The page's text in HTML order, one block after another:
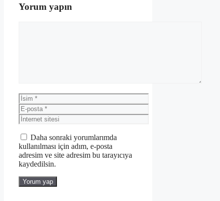
Yorum yapın
İsim
E-
posta
İnternet
sitesi
Daha sonraki yorumlarımda
kullanılması için adım, e-posta
adresim ve site adresim bu tarayıcıya
kaydedilsin.